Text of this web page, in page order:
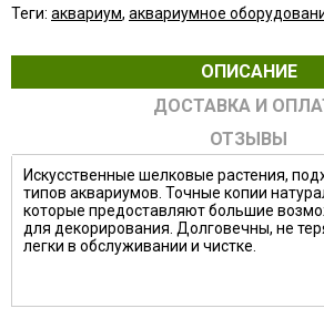
Теги: аквариум, аквариумное
ОПИСАНИЕ
ДОСТАВКА И
ОТЗЫВЫ
Искусственные шелковые растения,
типов аквариумов. Точные копии
которые предоставляют большие
для декорирования. Долговечны, не
легки в обслуживании и чистке.